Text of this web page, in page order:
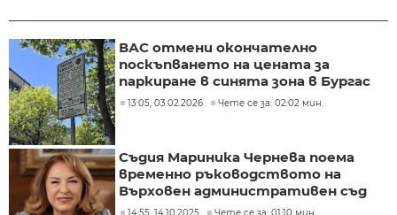
ВАС отмени окончателно
поскъпването на цената за
паркиране в синята зона в Бургас
13:05, 03.02.2026 Чете се за: 02:02 мин.
Съдия Мариника Чернева поема
временно ръководството на
Върховен административен съд